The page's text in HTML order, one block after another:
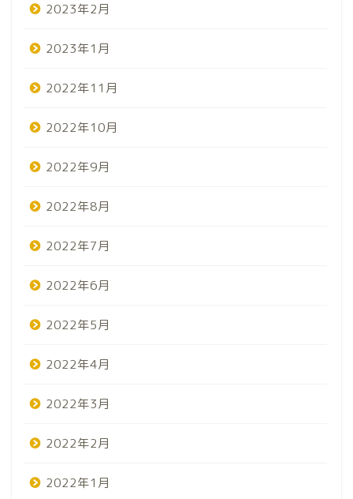
2023年2月
2023年1月
2022年11月
2022年10月
2022年9月
2022年8月
2022年7月
2022年6月
2022年5月
2022年4月
2022年3月
2022年2月
2022年1月